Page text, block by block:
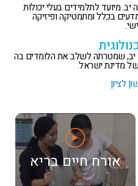
מיועד לתלמידים בעלי יכולות
בכלל ומתמטיקה ופיזיקה
יב, שמטרתה לשלב את הלומדים בה
של מדינת ישראל.
לציון
אורח חיים בריא